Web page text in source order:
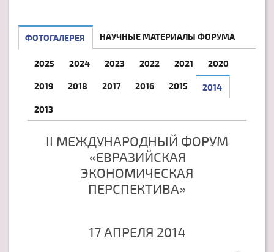
ФОТОГАЛЕРЕЯ НАУЧНЫЕ МАТЕРИАЛЫ ФОРУМА
2025 2024 2023 2022 2021 2020
2019 2018 2017 2016 2015 2014
2013
II МЕЖДУНАРОДНЫЙ ФОРУМ
«ЕВРАЗИЙСКАЯ
ЭКОНОМИЧЕСКАЯ
ПЕРСПЕКТИВА»
17 АПРЕЛЯ 2014